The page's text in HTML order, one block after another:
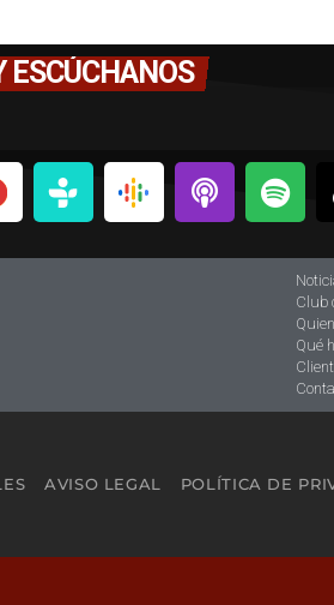
ESCÚCHANOS
Club
Qué
AVISO LEGAL POLÍTICA DE